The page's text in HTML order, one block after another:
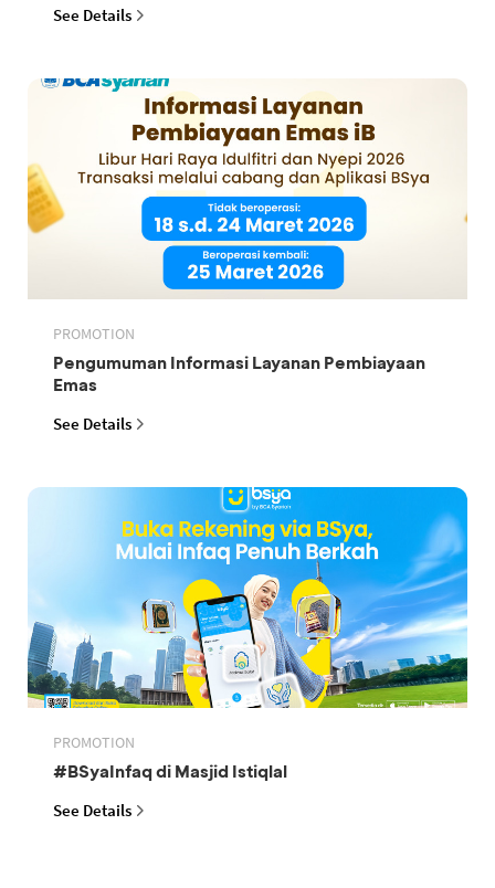
See Details
PROMOTION
Pengumuman Informasi Layanan Pembiayaan
Emas
See Details
PROMOTION
#BSyaInfaq di Masjid Istiqlal
See Details